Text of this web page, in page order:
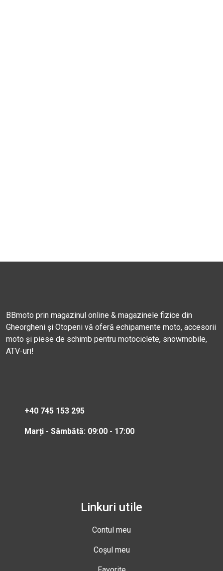
BBmoto prin magazinul online & magazinele fizice din
Gheorgheni și Otopeni vă oferă echipamente moto, accesorii
moto și piese de schimb pentru motociclete, snowmobile,
ATV-uri!
+40 745 153 295
Marți - Sâmbătă: 09:00 - 17:00
Linkuri utile
Contul meu
Coșul meu